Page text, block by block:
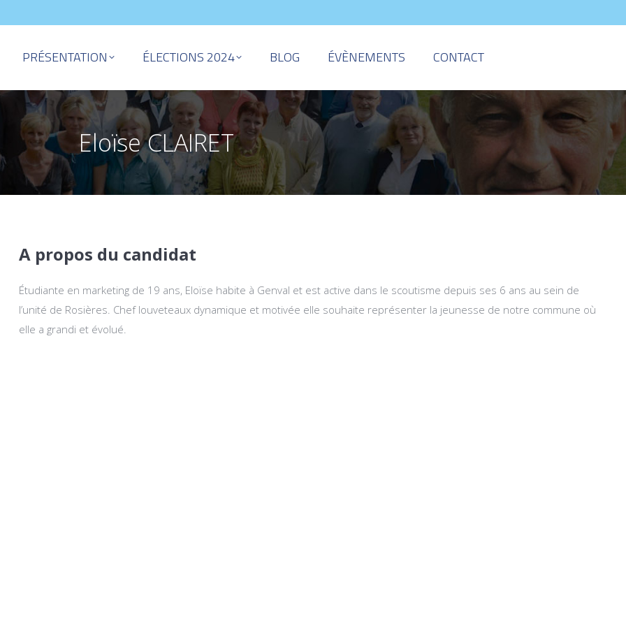
PRÉSENTATION ÉLECTIONS 2024 BLOG ÉVÈNEMENTS CONTACT
Eloïse CLAIRET
A propos du candidat
Étudiante en marketing de 19 ans, Eloïse habite à Genval et est active dans le scoutisme depuis ses 6 ans au sein de
l’unité de Rosières. Chef louveteaux dynamique et motivée elle souhaite représenter la jeunesse de notre commune où
elle a grandi et évolué.